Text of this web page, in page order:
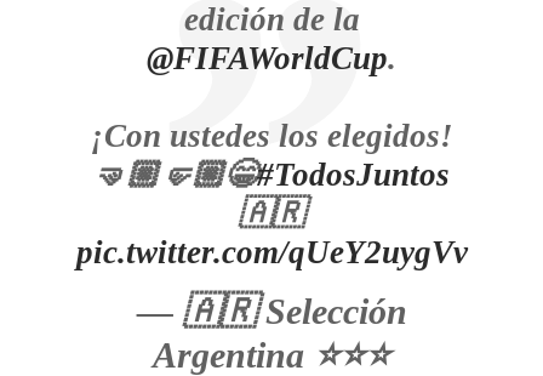
edición de la
@FIFAWorldCup.
¡Con ustedes los elegidos!
🤜🏼🤛🏼😁#TodosJuntos
🇦🇷
pic.twitter.com/qUeY2uygVv
— 🇦🇷 Selección
Argentina ⭐⭐⭐